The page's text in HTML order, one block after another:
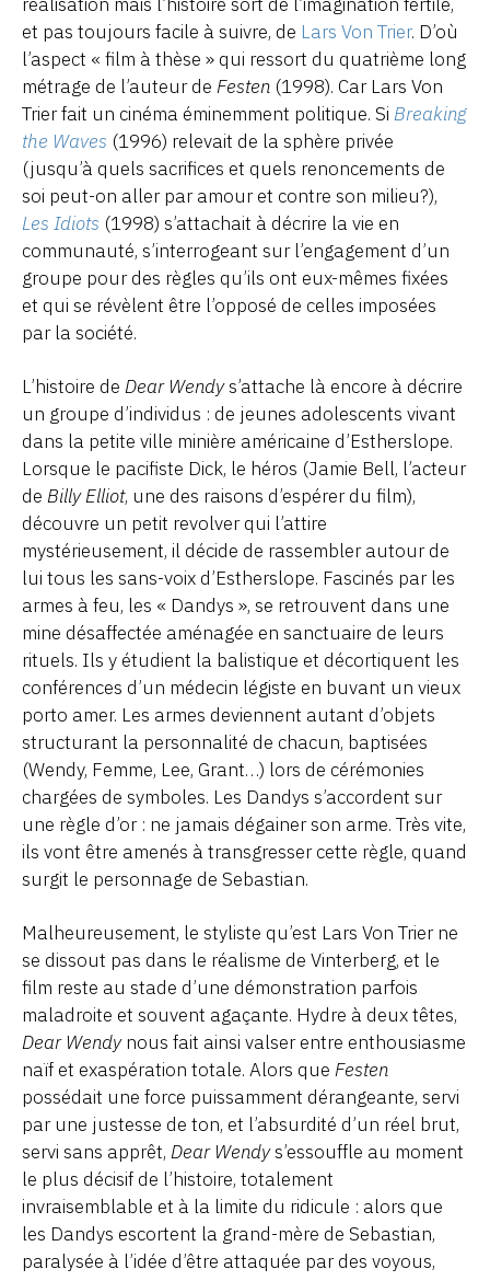
et pas toujours facile à suivre, de Lars Von Trier. D’où
l’aspect « film à thèse » qui ressort du quatrième long
métrage de l’auteur de Festen (1998). Car Lars Von
Trier fait un cinéma éminemment politique. Si Breaking
the Waves (1996) relevait de la sphère privée
(jusqu’à quels sacrifices et quels renoncements de
soi peut-on aller par amour et contre son milieu?),
Les Idiots (1998) s’attachait à décrire la vie en
communauté, s’interrogeant sur l’engagement d’un
groupe pour des règles qu’ils ont eux-mêmes fixées
et qui se révèlent être l’opposé de celles imposées
par la société.
L’histoire de Dear Wendys’attache là encore à décrire
un groupe d’individus : de jeunes adolescents vivant
dans la petite ville minière américaine d’Estherslope.
Lorsque le pacifiste Dick, le héros (Jamie Bell, l’acteur
de Billy Elliot, une des raisons d’espérer du film),
découvre un petit revolver qui l’attire
mystérieusement, il décide de rassembler autour de
lui tous les sans-voix d’Estherslope. Fascinés par les
armes à feu, les « Dandys », se retrouvent dans une
mine désaffectée aménagée en sanctuaire de leurs
rituels. Ils y étudient la balistique et décortiquent les
conférences d’un médecin légiste en buvant un vieux
porto amer. Les armes deviennent autant d’objets
structurant la personnalité de chacun, baptisées
(Wendy, Femme, Lee, Grant…) lors de cérémonies
chargées de symboles. Les Dandys s’accordent sur
une règle d’or : ne jamais dégainer son arme. Très vite,
ils vont être amenés à transgresser cette règle, quand
surgit le personnage de Sebastian.
Malheureusement, le styliste qu’est Lars Von Trier ne
se dissout pas dans le réalisme de Vinterberg, et le
film reste au stade d’une démonstration parfois
maladroite et souvent agaçante. Hydre à deux têtes,
Dear Wendynous fait ainsi valser entre enthousiasme
naïf et exaspération totale. Alors que Festen
possédait une force puissamment dérangeante, servi
par une justesse de ton, et l’absurdité d’un réel brut,
servi sans apprêt, Dear Wendys’essouffle au moment
le plus décisif de l’histoire, totalement
invraisemblable et à la limite du ridicule : alors que
les Dandys escortent la grand-mère de Sebastian,
paralysée à l’idée d’être attaquée par des voyous,